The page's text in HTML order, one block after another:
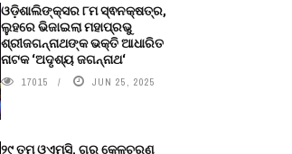
ଓଡ଼ିଶାଲିଙ୍କ୍ସର ୮ମ ସ୍ଵନକ୍ଷତ୍ର,
ଲୁହରେ ଭିଜାଇଲା ମହାପ୍ରଭୁ
ଶ୍ରୀଜଗନ୍ନାଥଙ୍କ ଭକ୍ତି ଆଧାରିତ
ନାଟକ ‘ଅଦୃଶ୍ୟ ଜଗନ୍ନାଥ‘
17015 JUN 25, 2025
୨୯ ତମ ଓଏମ୍‌ସି. ଗୁରୁ କେଳୁଚରଣ